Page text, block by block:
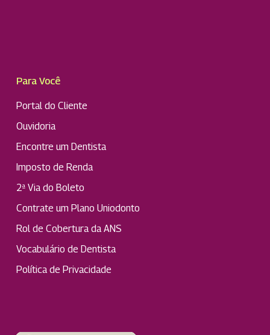
Para Você
Portal do Cliente
Ouvidoria
Encontre um Dentista
Imposto de Renda
2ª Via do Boleto
Contrate um Plano Uniodonto
Rol de Cobertura da ANS
Vocabulário de Dentista
Política de Privacidade